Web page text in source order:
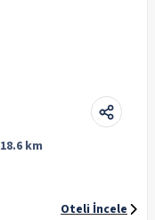
18.6 km
Oteli İncele